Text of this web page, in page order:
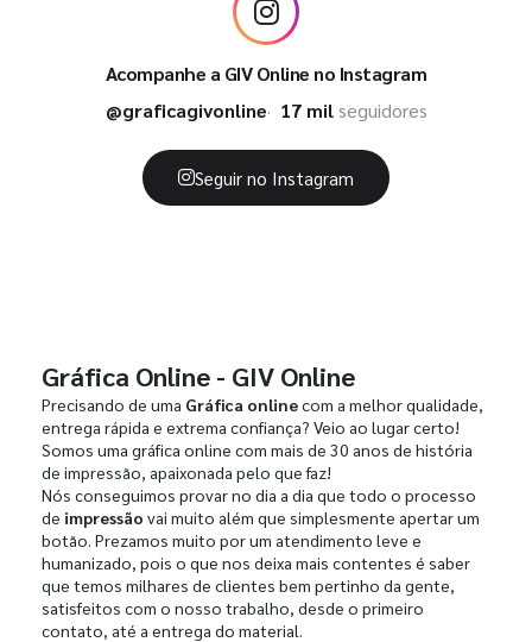
Acompanhe a GIV Online no Instagram
@graficagivonline
17 milseguidores
Seguir no Instagram
Gráfica Online - GIV Online
Precisando de uma Gráfica onlinecom a melhor qualidade,
entrega rápida e extrema confiança? Veio ao lugar certo!
Somos uma gráfica online com mais de 30 anos de história
de impressão, apaixonada pelo que faz!
Nós conseguimos provar no dia a dia que todo o processo
de impressão vai muito além que simplesmente apertar um
botão. Prezamos muito por um atendimento leve e
humanizado, pois o que nos deixa mais contentes é saber
que temos milhares de clientes bem pertinho da gente,
satisfeitos com o nosso trabalho, desde o primeiro
contato, até a entrega do material.